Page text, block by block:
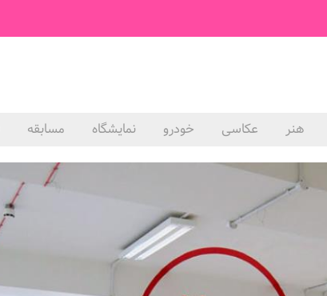
هنر عکاسی خودرو نمایشگاه مسابقه